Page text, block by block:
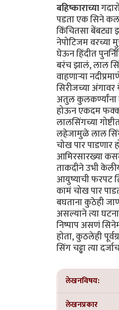
बहिष्काराच्या
पडता एक सिने
किंचितसा बेंबट्या
नेपोटिजम वरच्या
घेऊन हिंदीत
बरंच झालं, लाल
वाहणाऱ्या
सिरीजच्या
अतुल कुलकर्ण्यांना
होऊन एकदम
लालसिंगच्या
लहेजामुळे लाल
चोख पार
आमिरसारख्या
ताकदीने उभी
आयुष्याची फरपट
कामं चोख पार
बघताना कुठेही
असल्याने त्या
निष्पाप असणं
होता, कुठलेही
सिंग चढ्ढा त्या
लेखनविषय:
लेखनप्रकार